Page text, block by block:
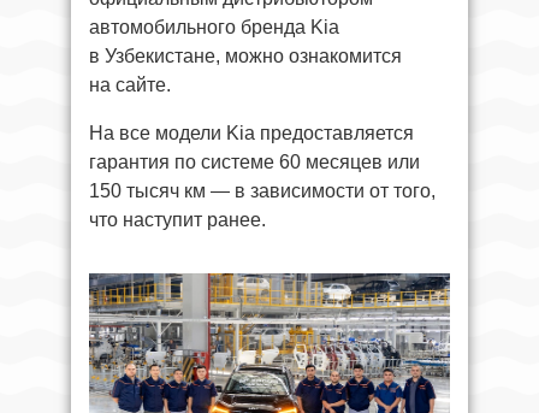
автомобильного бренда Kia
в Узбекистане, можно ознакомится
на сайте.
На все модели Kia предоставляется
гарантия по системе 60 месяцев или
150 тысяч км — в зависимости от того,
что наступит ранее.